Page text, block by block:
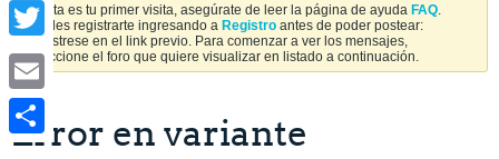
Si esta es tu primer visita, asegúrate de leer la página de ayuda FAQ.
Puedes registrarte ingresando a Registro antes de poder postear:
Regístrese en el link previo. Para comenzar a ver los mensajes,
seleccione el foro que quiere visualizar en listado a continuación.
Error en variante
Facebook
Twitter
Email